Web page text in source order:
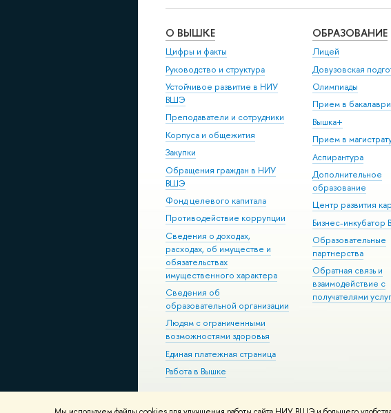
О ВЫШКЕ
Цифры и факты
Руководство и структура
Устойчивое развитие в НИУ
ВШЭ
Преподаватели и сотрудники
Корпуса и общежития
Закупки
Обращения граждан в НИУ
ВШЭ
Фонд целевого капитала
Противодействие коррупции
Сведения о доходах,
расходах, об имуществе и
обязательствах
имущественного характера
Сведения об
образовательной организации
Людям с ограниченными
возможностями здоровья
Единая платежная страница
Работа в Вышке
ОБРАЗОВАНИЕ
Лицей
Довузовская
Олимпиады
Прием в
Вышка+
Прием в
Аспирантура
Дополнительное
образование
Центр развития
Бизнес-
Образовательные
партнерства
Обратная связь и
взаимодействие с
получателями услуг